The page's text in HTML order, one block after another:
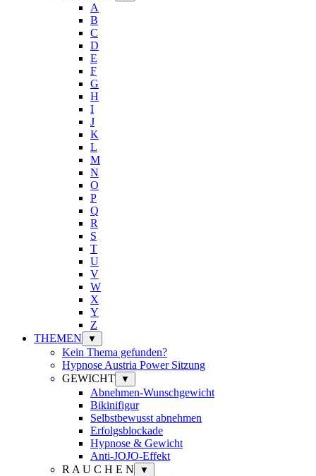
A
B
C
D
E
F
G
H
I
J
K
L
M
N
O
P
Q
R
S
T
U
V
W
X
Y
Z
THEMEN
▼
Kein Thema gefunden?
Hypnose Austria Power Sitzung
GEWICHT
▼
Abnehmen-Wunschgewicht
Bikinifigur
Selbstbewusst abnehmen
Erfolgsblockade
Hypnose & Gewicht
Anti-JOJO-Effekt
R A U C H E N
▼